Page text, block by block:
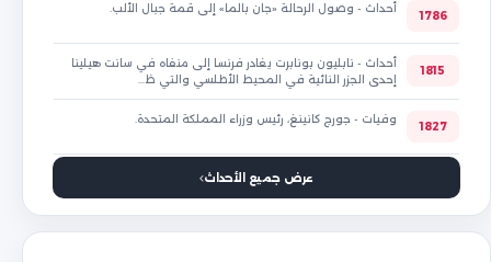
1786
أحداث - وصول الرحالة «جان بالما» إلى قمة جبال الألب.
1815
أحداث - نابليون بونابرت يغادر فرنسا إلى منفاه في سانت هيلينا
إحدى الجزر النائية في المحيط الأطلسي والتي ظ…
1827
وفيات - جورج كانينغ، رئيس وزراء المملكة المتحدة.
عرض جميع الأحداث